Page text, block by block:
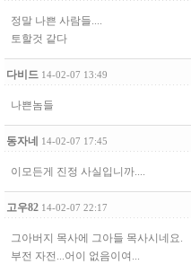
정말 나쁜 사람들....
토할것 같다
다비드 14-02-07 13:49
나쁜놈들
동자네 14-02-07 17:45
이모든게 진정 사실입니까....
고우82 14-02-07 22:17
그아버지 목사에 그아들 목사시네요.
부전 자전...어이 없음이여...